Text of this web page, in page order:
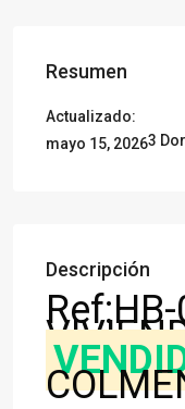
Resumen
Actualizado:
mayo 15, 20263
Descripción